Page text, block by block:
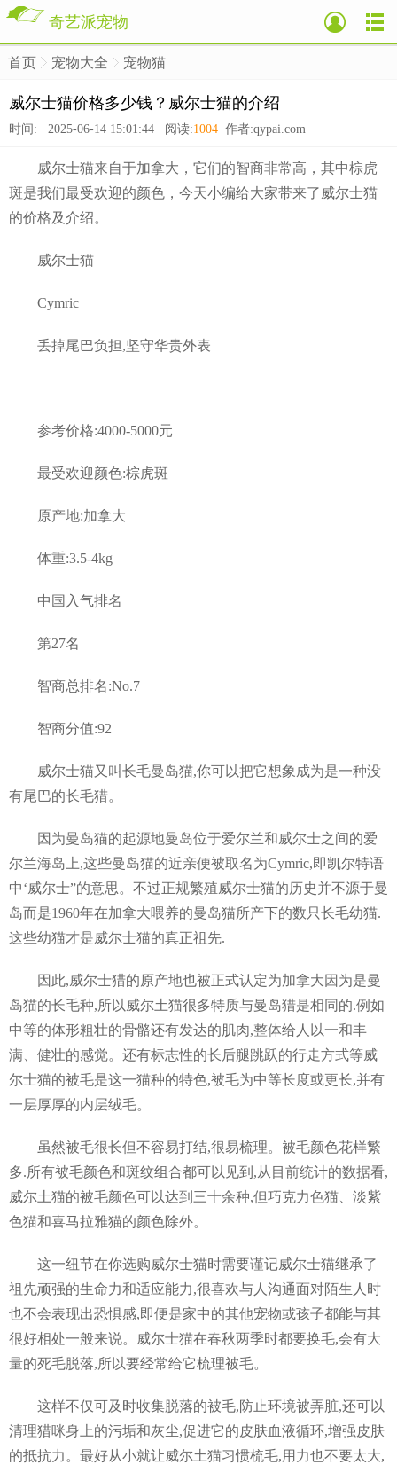
奇艺派宠物
首页 宠物大全 宠物猫
威尔士猫价格多少钱？威尔士猫的介绍
时间: 2025-06-14 15:01:44 阅读:1004 作者:qypai.com
威尔士猫来自于加拿大，它们的智商非常高，其中棕虎
斑是我们最受欢迎的颜色，今天小编给大家带来了威尔士猫
的价格及介绍。
威尔士猫
Cymric
丢掉尾巴负担,坚守华贵外表
参考价格:4000-5000元
最受欢迎颜色:棕虎斑
原产地:加拿大
体重:3.5-4kg
中国入气排名
第27名
智商总排名:No.7
智商分值:92
威尔士猫又叫长毛曼岛猫,你可以把它想象成为是一种没
有尾巴的长毛猎。
因为曼岛猫的起源地曼岛位于爱尔兰和威尔士之间的爱
尔兰海岛上,这些曼岛猫的近亲便被取名为Cymric,即凯尔特语
中‘威尔士”的意思。不过正规繁殖威尔士猫的历史并不源于曼
岛而是1960年在加拿大喂养的曼岛猫所产下的数只长毛幼猫.
这些幼猫才是威尔士猫的真正祖先.
因此,威尔士猎的原产地也被正式认定为加拿大因为是曼
岛猫的长毛种,所以威尔土猫很多特质与曼岛猎是相同的.例如
中等的体形粗壮的骨骼还有发达的肌肉,整体给人以一和丰
满、健壮的感觉。还有标志性的长后腿跳跃的行走方式等威
尔士猫的被毛是这一猫种的特色,被毛为中等长度或更长,并有
一层厚厚的内层绒毛。
虽然被毛很长但不容易打结,很易梳理。被毛颜色花样繁
多.所有被毛颜色和斑纹组合都可以见到,从目前统计的数据看,
威尔土猫的被毛颜色可以达到三十余种,但巧克力色猫、淡紫
色猫和喜马拉雅猫的颜色除外。
这一纽节在你选购威尔士猫时需要谨记威尔士猫继承了
祖先顽强的生命力和适应能力,很喜欢与人沟通面对陌生人时
也不会表现出恐惧感,即便是家中的其他宠物或孩子都能与其
很好相处一般来说。威尔士猫在春秋两季时都要换毛,会有大
量的死毛脱落,所以要经常给它梳理被毛。
这样不仅可及时收集脱落的被毛,防止环境被弄脏,还可以
清理猎咪身上的污垢和灰尘,促进它的皮肤血液循环,增强皮肤
的抵抗力。最好从小就让威尔土猫习惯梳毛,用力也不要太大,